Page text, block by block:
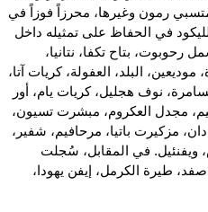
رمون وغيرها، محرزاً فوزاً في
الليكود في الحفاظ على تمثيله داخل
بتاح تكفا، نتانيا،
البلد، العفولة، كريات آتا،
نوف هجليل، كريات يام، أور
مجدل العكروم، مبشرت تسيون،
مزكيرت باتيا، مرحافيم، شفير،
في المقابل، سُجلت
طيرة الكرمل، إيفن يهودا،